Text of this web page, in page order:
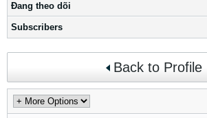
Ðang theo dõi
Subscribers
Back to Profile